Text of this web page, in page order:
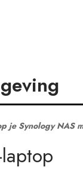
je Synology NAS